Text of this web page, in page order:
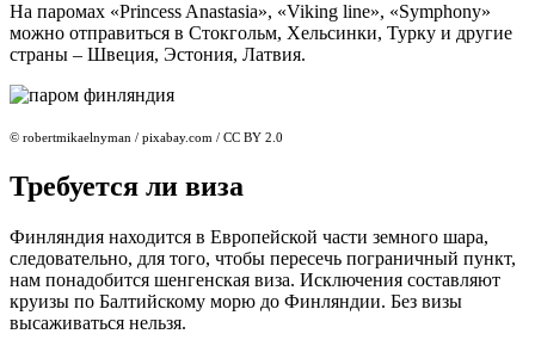
На паромах «Princess Anastasia», «Viking line», «Symphony»
можно отправиться в Стокгольм, Хельсинки, Турку и другие
страны – Швеция, Эстония, Латвия.
© robertmikaelnyman / pixabay.com / CC BY 2.0
Требуется ли виза
Финляндия находится в Европейской части земного шара,
следовательно, для того, чтобы пересечь пограничный пункт,
нам понадобится шенгенская виза. Исключения составляют
круизы по Балтийскому морю до Финляндии. Без визы
высаживаться нельзя.